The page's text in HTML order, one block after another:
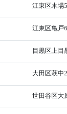
江東区木場
江東区亀戸
目黒区上目
大田区萩中
世田谷区大